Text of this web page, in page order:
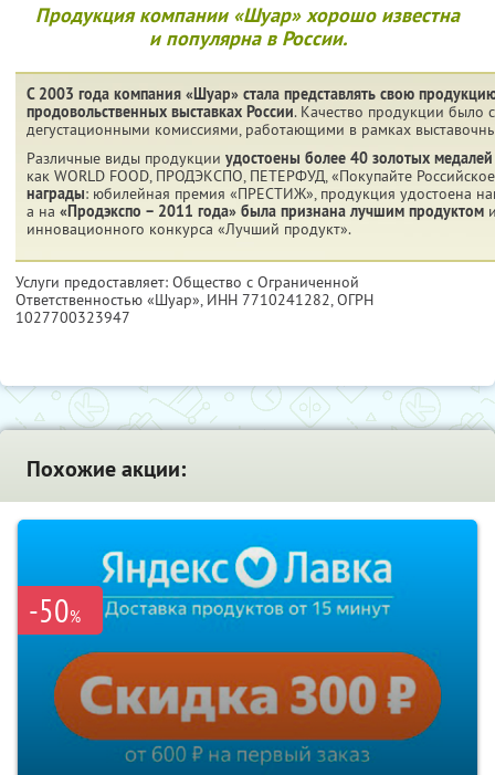
Продукция компании «Шуар» хорошо известна
и популярна в России.
С 2003 года компания «Шуар» стала представлять свою
продовольственных выставках России. Качество продукции было
дегустационными комиссиями, работающими в рамках
Различные виды продукции удостоены более 40 золотых
как WORLD FOOD, ПРОДЭКСПО, ПЕТЕРФУД, «Покупайте
награды: юбилейная премия «ПРЕСТИЖ», продукция удостоена
а на «Продэкспо – 2011 года» была признана лучшим продуктом
инновационного конкурса «Лучший продукт».
Услуги предоставляет: Общество с Ограниченной
Ответственностью «Шуар», ИНН 7710241282, ОГРН
1027700323947
Похожие акции:
-50%